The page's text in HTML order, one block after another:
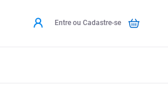
Entre ou Cadastre-se